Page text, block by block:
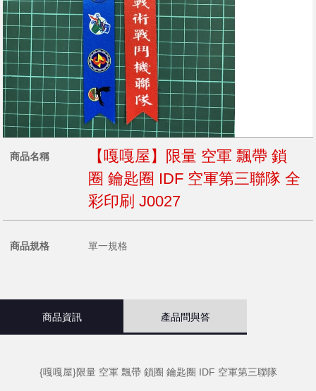
商品名稱
【嘎嘎屋】限量 空軍 飄帶 鎖
圈 鑰匙圈 IDF 空軍第三聯隊 全
彩印刷 J0027
商品規格 單一規格
商品資訊 產品問與答
{嘎嘎屋}限量 空軍 飄帶 鎖圈 鑰匙圈 IDF 空軍第三聯隊